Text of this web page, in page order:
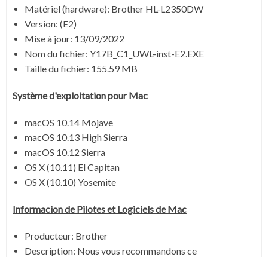
Matériel (hardware): Brother HL-L2350DW
Version: (E2)
Mise à jour: 13/09/2022
Nom du fichier: Y17B_C1_UWL-inst-E2.EXE
Taille du fichier: 155.59 MB
Systèmed'exploitation pourMac
macOS 10.14 Mojave
macOS 10.13 High Sierra
macOS 10.12 Sierra
OS X (10.11) El Capitan
OS X (10.10) Yosemite
Informacion de Pilotes et Logiciels deMac
Producteur: Brother
Description: Nous vous recommandons ce